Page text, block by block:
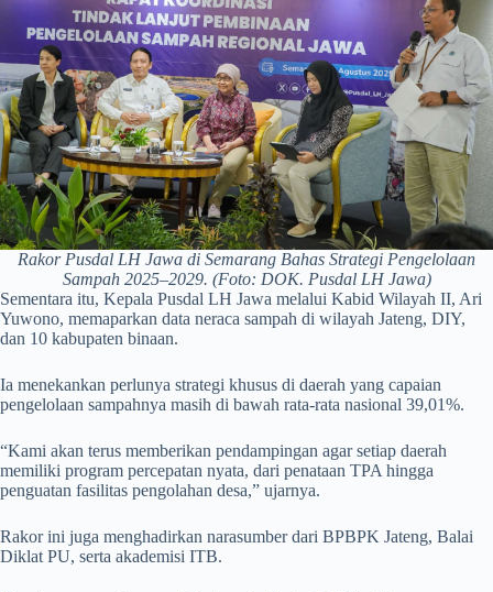
Rakor Pusdal LH Jawa di Semarang Bahas Strategi Pengelolaan
Sampah 2025–2029. (Foto: DOK. Pusdal LH Jawa)
Sementara itu, Kepala Pusdal LH Jawa melalui Kabid Wilayah II, Ari
Yuwono, memaparkan data neraca sampah di wilayah Jateng, DIY,
dan 10 kabupaten binaan.
Ia menekankan perlunya strategi khusus di daerah yang capaian
pengelolaan sampahnya masih di bawah rata-rata nasional 39,01%.
“Kami akan terus memberikan pendampingan agar setiap daerah
memiliki program percepatan nyata, dari penataan TPA hingga
penguatan fasilitas pengolahan desa,” ujarnya.
Rakor ini juga menghadirkan narasumber dari BPBPK Jateng, Balai
Diklat PU, serta akademisi ITB.